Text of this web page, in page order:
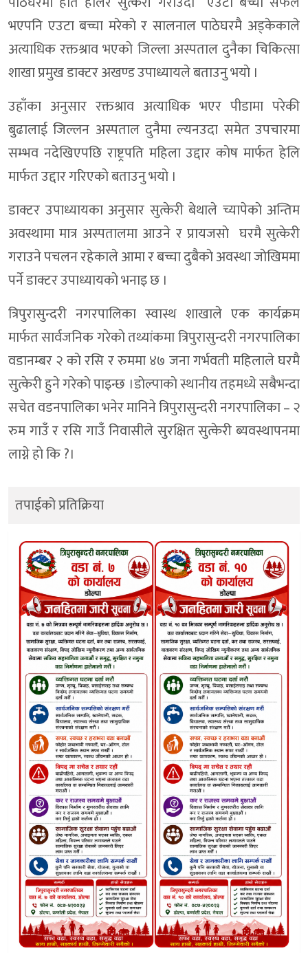
भएपनि एउटा बच्चा मरेकाे र सालनाल पाठेघरमै अड्केकाले
अत्याधिक रक्तश्राव भएकाे जिल्ला अस्पताल दुनैका चिकित्सा
शाखा प्रमुख डाक्टर अखण्ड उपाध्यायले बताउनु भयाे ।
उहाँका अनुसार रक्तश्राव अत्याधिक भएर पीडामा परेकी
बुढालाई जिल्लन अस्पताल दुनैमा ल्यनउदा समेत उपचारमा
सम्भव नदेखिएपछि राष्ट्रपति महिला उद्दार काेष मार्फत हेलि
मार्फत उद्दार गरिएकाे बताउनु भयाे ।
डाक्टर उपाध्यायका अनुसार सुत्केरी बेथाले च्यापेकाे अन्तिम
अवस्थामा मात्र अस्पतालमा आउने र प्रायजसाे घरमै सुत्केरी
गराउने पचलन रहेकाले आमा र बच्चा दुबैकाे अवस्था जाेखिममा
पर्ने डाक्टर उपाध्यायकाे भनाइ छ ।
त्रिपुरासुन्दरी नगरपालिका स्वास्थ शाखाले एक कार्यक्रम
मार्फत सार्वजनिक गरेकाे तथ्यांकमा त्रिपुरासुन्दरी नगरपालिका
वडानम्बर २ काे रसि र रुममा ४७ जना गर्भवती महिलाले घरमै
सुत्केरी हुने गरेकाे पाइन्छ ।डाेल्पाकाे स्थानीय तहमध्ये सबैभन्दा
सचेत वडनपालिका भनेर मानिने त्रिपुरासुन्दरी नगरपालिका – २
रुम गाउँ र रसि गाउँ निवासीले सुरक्षित सुत्केरी ब्यवस्थापनमा
लाग्ने हाे कि ?।
तपाईको प्रतिक्रिया